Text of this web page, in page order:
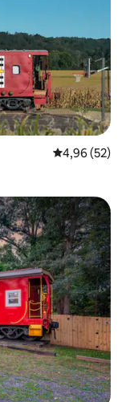
Évaluation
4,96 (52)